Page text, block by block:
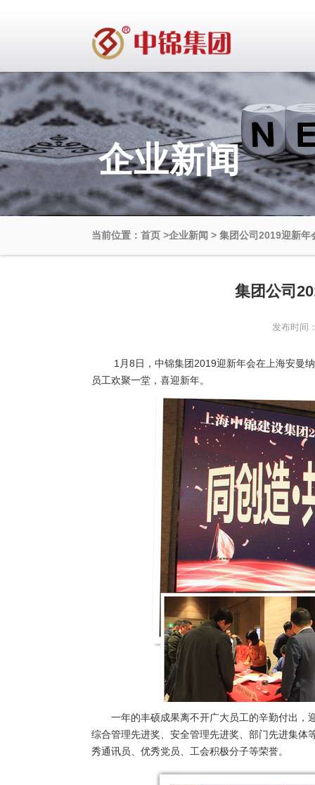
企业新闻
当前位置：首页 >企业新闻 > 集团公司2019迎新年
集团公司
发布时间
1月8日，中锦集团2019迎新年会在上海安曼
员工欢聚一堂，喜迎新年。
一年的丰硕成果离不开广大员工的辛勤付出，
综合管理先进奖、安全管理先进奖、部门先进集
秀通讯员、优秀党员、工会积极分子等荣誉。